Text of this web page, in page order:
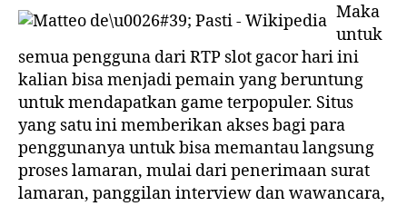
dan
Online
Maka
untuk
semua pengguna dari RTP slot gacor hari ini
kalian bisa menjadi pemain yang beruntung
untuk mendapatkan game terpopuler. Situs
yang satu ini memberikan akses bagi para
penggunanya untuk bisa memantau langsung
proses lamaran, mulai dari penerimaan surat
lamaran, panggilan interview dan wawancara,